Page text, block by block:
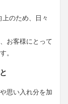
のため、日々
お客様にとって
。
思い入れ分を加